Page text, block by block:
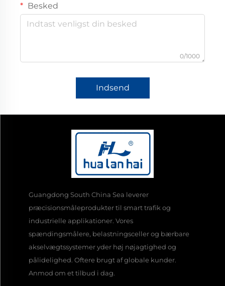
Besked
0/1000
Indsend
Guangdong South China Sea leverer
præcisionsmåleprodukter til smart trafik og
industrielle applikationer. Vores
spændingsmålere, belastningsceller og bærbare
akselvægtssystemer yder høj nøjagtighed og
pålidelighed. Oftere brugt af globale kunder.
Anmod om et tilbud i dag.